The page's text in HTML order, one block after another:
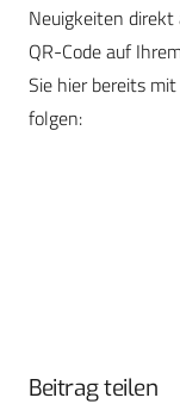
Neuigkeiten
QR-Code auf
Sie hier bereits
folgen:
Beitrag teilen